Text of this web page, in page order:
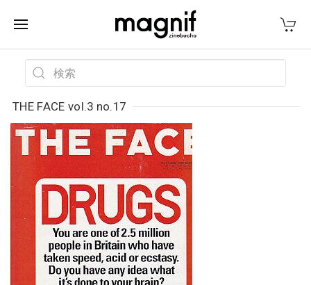
THE FACE vol.3 no.17